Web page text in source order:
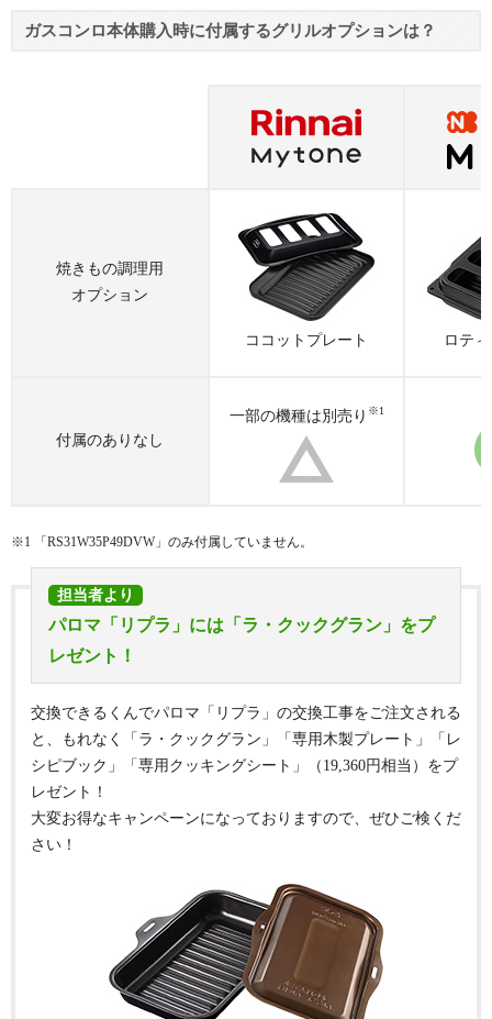
ベーシックグレード ミドルグ
ベーシックグレード ミドルグレー
波型プレートパンL
油はねガードL
ガスコンロ本体購入時に付属するグリルオプションは？
焼きもの調理用
オプション
ココットプレート ロテ
付属のありなし
一部の機種は別売り ※1
※1 「 RS31W35P49DVW 」のみ付属していません。
担当者より
パロマ「リプラ」には「ラ・クックグラン」をプ
レゼント！
交換できるくんでパロマ「リプラ」の交換工事をご注文される
と、もれなく「ラ・クックグラン」「専用木製プレート」「レ
シピブック」「専用クッキングシート」（ 19,360円相当）をプ
レゼント！
大変お得なキャンペーンになっておりますので、ぜひご検くだ
さい！